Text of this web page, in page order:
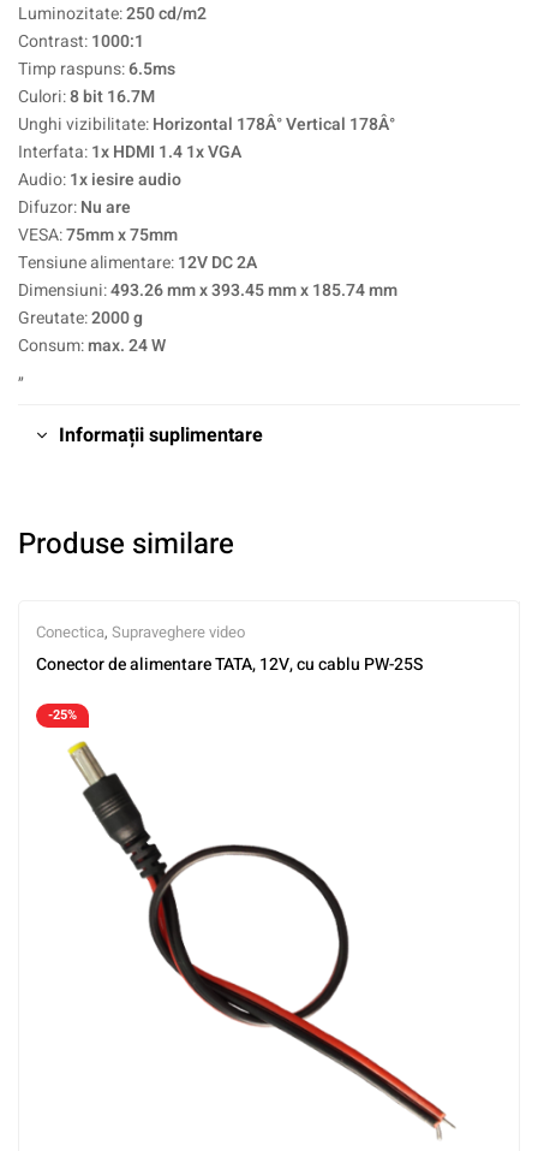
Luminozitate:250 cd/m2
Contrast:1000:1
Timp raspuns:6.5ms
Culori:8 bit 16.7M
Unghi vizibilitate:Horizontal 178Â° Vertical 178Â°
Interfata:1x HDMI 1.4 1x VGA
Audio:1x iesire audio
Difuzor:Nu are
VESA:75mm x 75mm
Tensiune alimentare:12V DC 2A
Dimensiuni:493.26 mm x 393.45 mm x 185.74 mm
Greutate:2000 g
Consum:max. 24 W
„
Informații suplimentare
Produse similare
Conectica, Supraveghere video
Conector de alimentare TATA, 12V, cu cablu PW-25S
-25%